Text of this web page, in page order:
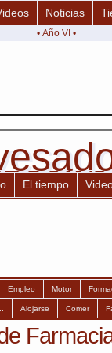
Noticias
• Año VI •
El tiempo
Empleo Motor
Alojarse Comer